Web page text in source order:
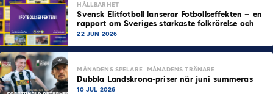
HÅLLBARHET
Svensk Elitfotboll lanserar Fotbollseffekten – en
rapport om Sveriges starkaste folkrörelse och
samhällskraft
22 JUN 2026
MÅNADENS SPELARE MÅNADENS TRÄNARE
Dubbla Landskrona-priser när juni summeras
10 JUL 2026